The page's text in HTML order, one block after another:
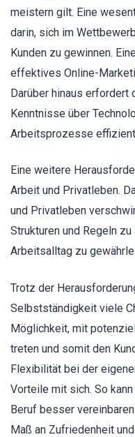
meistern gilt. Eine
darin, sich im
Kunden zu gewinnen.
effektives Online-
Darüber hinaus
Kenntnisse über
Arbeitsprozesse
Eine weitere
Arbeit und Privatleben.
und Privatleben
Strukturen und Regeln
Arbeitsalltag zu
Trotz der
Selbstständigkeit viele
Möglichkeit, mit
treten und somit den
Flexibilität bei der
Vorteile mit sich. So
Beruf besser
Maß an Zufriedenheit